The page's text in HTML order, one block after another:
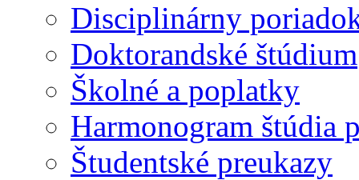
Disciplinárny
Doktorandské štúdium
Školné a poplatky
Harmonogram štúdia
Študentské preukazy